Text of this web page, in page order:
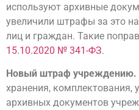
используют архивные
увеличили штрафы за это
лиц и граждан. Такие
15.10.2020 № 341-ФЗ.
Новый штраф учреждению.
хранения, комплектования,
архивных документов